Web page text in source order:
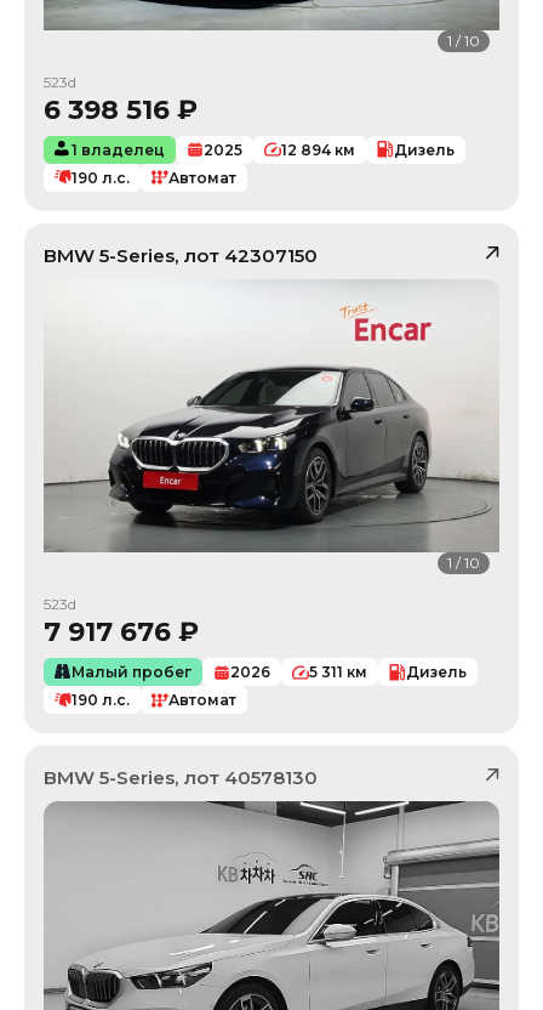
1 /10
523d
6 398 516 ₽
1 владелец 2025 12 894 км
Дизель
190 л.с. Автомат
BMW 5-Series, лот 42307150
1 /10
523d
7 917 676 ₽
Малый пробег 2026 5 311 км
Дизель
190 л.с. Автомат
BMW 5-Series, лот 40578130